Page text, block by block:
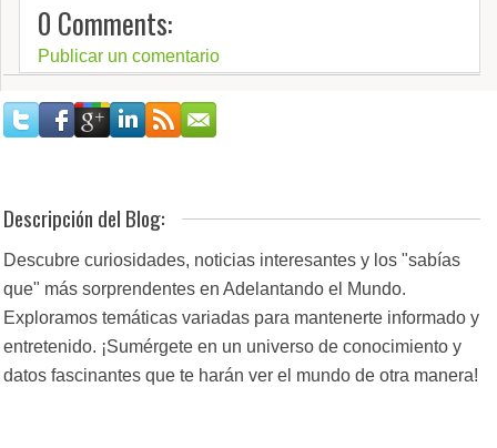
0 Comments:
Publicar un comentario
Descripción del Blog:
Descubre curiosidades, noticias interesantes y los "sabías
que" más sorprendentes en Adelantando el Mundo.
Exploramos temáticas variadas para mantenerte informado y
entretenido. ¡Sumérgete en un universo de conocimiento y
datos fascinantes que te harán ver el mundo de otra manera!